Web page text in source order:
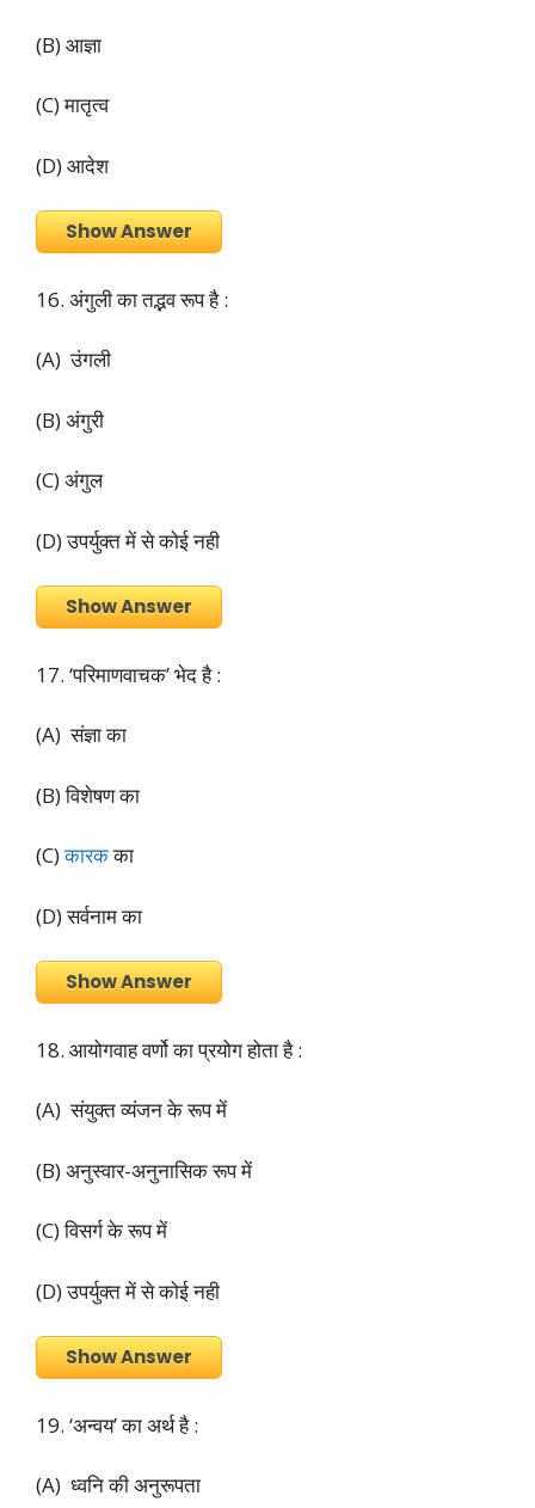
(B) आज्ञा
(C) मातृत्व
(D) आदेश
Show Answer
16. अंगुली का तद्भव रूप है :
(A) उंगली
(B) अंगुरी
(C) अंगुल
(D) उपर्युक्त में से कोई नही
Show Answer
17. ‘परिमाणवाचक’ भेद है :
(A) संज्ञा का
(B) विशेषण का
(C)कारकका
(D) सर्वनाम का
Show Answer
18. आयोगवाह वर्णो का प्रयोग होता है :
(A) संयुक्त व्यंजन के रूप में
(B) अनुस्वार-अनुनासिक रूप में
(C) विसर्ग के रूप में
(D) उपर्युक्त में से कोई नही
Show Answer
19. ‘अन्वय’ का अर्थ है :
(A) ध्वनि की अनुरूपता